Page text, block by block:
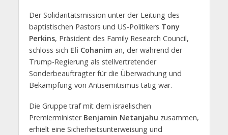
Der Solidaritätsmission unter der Leitung des
baptistischen Pastors und US-Politikers Tony
Perkins, Präsident des Family Research Council,
schloss sich Eli Cohanim an, der während der
Trump-Regierung als stellvertretender
Sonderbeauftragter für die Überwachung und
Bekämpfung von Antisemitismus tätig war.
Die Gruppe traf mit dem israelischen
Premierminister Benjamin Netanjahu zusammen,
erhielt eine Sicherheitsunterweisung und